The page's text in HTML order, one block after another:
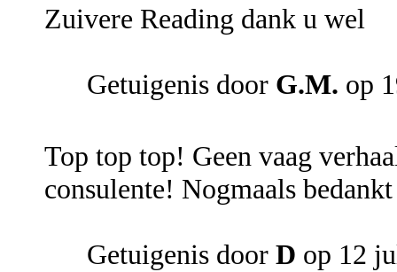
Zuivere Reading dank u wel
Getuigenis door G.M. op
Top top top! Geen vaag
consulente! Nogmaals
Getuigenis door D op 12